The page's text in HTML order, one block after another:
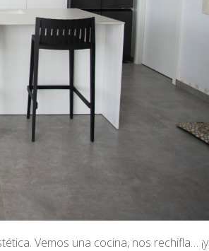
Vemos una cocina, nos rechifla…